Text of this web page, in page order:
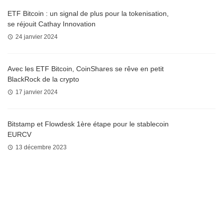
ETF Bitcoin : un signal de plus pour la tokenisation,
se réjouit Cathay Innovation
24 janvier 2024
Avec les ETF Bitcoin, CoinShares se rêve en petit
BlackRock de la crypto
17 janvier 2024
Bitstamp et Flowdesk 1ère étape pour le stablecoin
EURCV
13 décembre 2023